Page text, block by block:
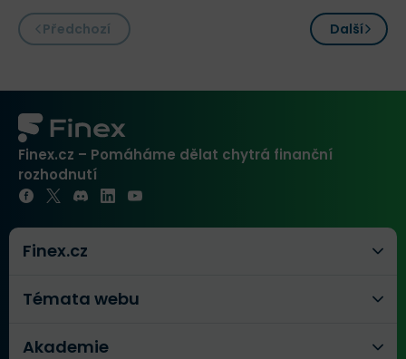
Předchozí Další
Finex.cz – Pomáháme dělat chytrá finanční
rozhodnutí
Finex.cz
Témata webu
Akademie